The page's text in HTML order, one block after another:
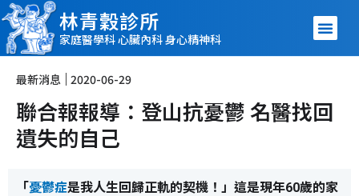
林青穀診所
家庭醫學科 心臟內科 身心精神科
最新消息 2020-06-29
聯合報報導：登山抗憂鬱 名醫找回
遺失的自己
「憂鬱症是我人生回歸正軌的契機！」這是現年60歲的家